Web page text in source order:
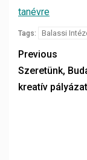
tanévre
Tags: Balassi
Previous
Szeretünk,
kreatív pályázat